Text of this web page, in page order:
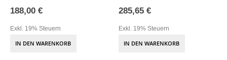
188,00 €
Exkl. 19% Steuern
IN DEN WARENKORB
285,65 €
Exkl. 19% Steuern
IN DEN WARENKORB